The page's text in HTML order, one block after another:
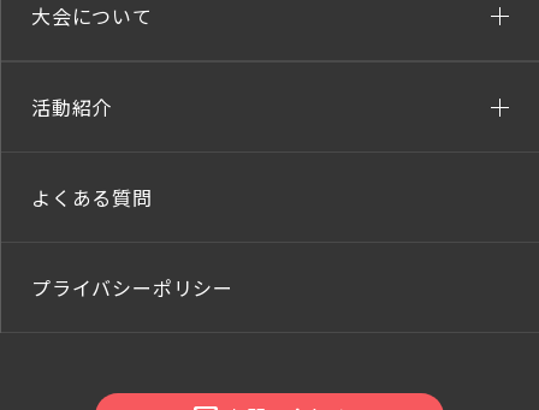
大会について
活動紹介
よくある質問
プライバシーポリシー